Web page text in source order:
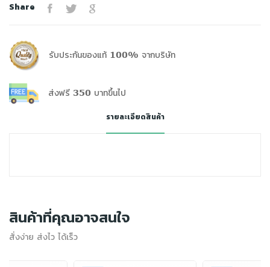
Share
รับประกันของแท้ 100% จากบริษัท
ส่งฟรี 350 บาทขึ้นไป
รายละเอียดสินค้า
สินค้าที่คุณอาจสนใจ
สั่งง่าย ส่งไว ได้เร็ว